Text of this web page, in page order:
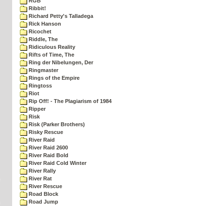
Ribbit!
Richard Petty's Talladega
Rick Hanson
Ricochet
Riddle, The
Ridiculous Reality
Rifts of Time, The
Ring der Nibelungen, Der
Ringmaster
Rings of the Empire
Ringtoss
Riot
Rip Off! - The Plagiarism of 1984
Ripper
Risk
Risk (Parker Brothers)
Risky Rescue
River Raid
River Raid 2600
River Raid Bold
River Raid Cold Winter
River Rally
River Rat
River Rescue
Road Block
Road Jump